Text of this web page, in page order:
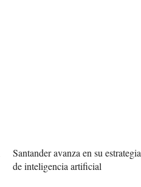
Santander avanza en su estrategia
de inteligencia artificial